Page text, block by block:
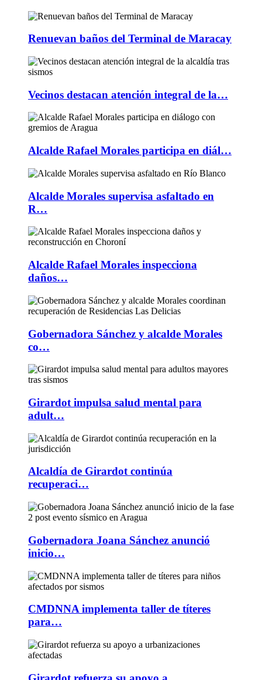
Renuevan baños del Terminal de Maracay
Vecinos destacan atención integral de la…
Alcalde Rafael Morales participa en diál…
Alcalde Morales supervisa asfaltado en
R…
Alcalde Rafael Morales inspecciona
daños…
Gobernadora Sánchez y alcalde Morales
co…
Girardot impulsa salud mental para
adult…
Alcaldía de Girardot continúa
recuperaci…
Gobernadora Joana Sánchez anunció
inicio…
CMDNNA implementa taller de títeres
para…